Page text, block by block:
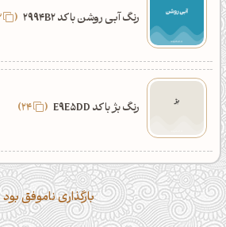
رنگ آبی روشن با کد 2994B2 53
رنگ بژ با کد E9E5DD 24
بارگذاری ناموفق بود